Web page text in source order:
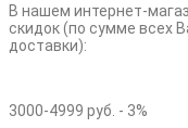
В нашем интернет-
скидок (по сумме всех
доставки):
3000-4999 руб. - 3%